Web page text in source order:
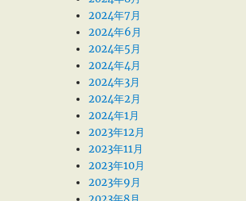
2024年7月
2024年6月
2024年5月
2024年4月
2024年3月
2024年2月
2024年1月
2023年12月
2023年11月
2023年10月
2023年9月